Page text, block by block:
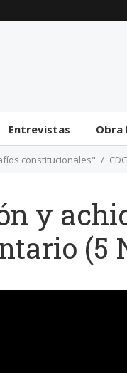
Entrevistas Obra
constitucionales"
y
(5